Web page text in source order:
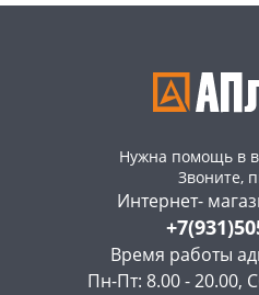
Нужна помощь в
Звоните,
Интернет-
Время работы
Пн-Пт: 8.00 - 20.00,